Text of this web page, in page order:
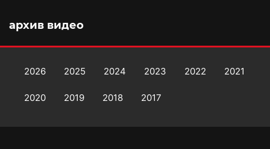
архив видео
2026 2025 2024 2023 2022 2021
2020 2019 2018 2017